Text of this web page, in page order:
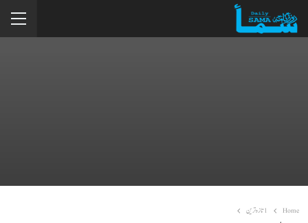
Home 1تازہ ترین